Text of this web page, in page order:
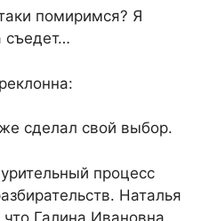
помиримся? Я
съедет…​
сделал свой выбор.​
процесс
Наталья
Галина Ивановна,